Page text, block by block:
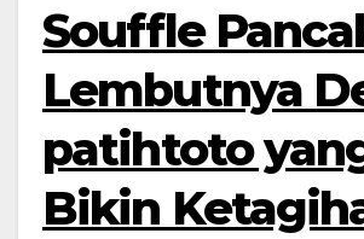
Souffle
Lembutnya
patihtoto
Bikin